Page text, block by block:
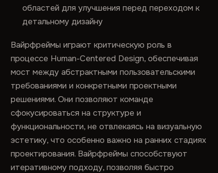
областей для улучшения перед переходом к
детальному дизайну
Вайрфреймы играют критическую роль в
процессе Human-Centered Design, обеспечивая
мост между абстрактными пользовательскими
требованиями и конкретными проектными
решениями. Они позволяют команде
сфокусироваться на структуре и
функциональности, не отвлекаясь на визуальную
эстетику, что особенно важно на ранних стадиях
проектирования. Вайрфреймы способствуют
итеративному подходу, позволяя быстро